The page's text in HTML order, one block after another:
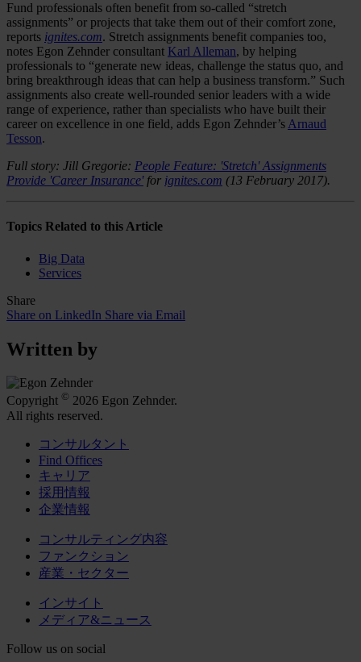
Fund professionals often benefit from so-called “stretch
assignments” or projects that take them out of their comfort zone,
reports ignites.com. Stretch assignments benefit companies too,
notes Egon Zehnder consultant Karl Alleman, by helping
professionals to “generate new ideas, challenge the status quo, and
bring breakthrough ideas that can help a business transform.” Such
assignments also create well-rounded senior leaders with a wide
range of experience, rather than specialists who have built their
career on excellence in one field, adds Egon Zehnder’s Arnaud
Tesson.
Full story: Jill Gregorie: People Feature: 'Stretch' Assignments
Provide 'Career Insurance'for ignites.com (13 February 2017).
Topics Related to this Article
Big Data
Services
Share
Share on LinkedIn Share via Email
Written by
Copyright © 2026 Egon Zehnder.
All rights reserved.
コンサルタント
Find Offices
キャリア
採用情報
企業情報
コンサルティング内容
ファンクション
産業・セクター
インサイト
メディア&ニュース
Follow us on social